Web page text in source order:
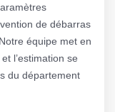
de débarras
équipe met en
l’estimation se
du département